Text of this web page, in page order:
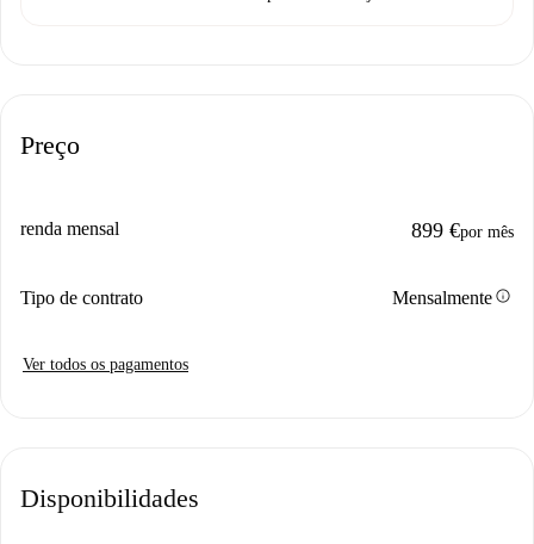
Preço
renda mensal 899 €por mês
Tipo de contrato Mensalmenteinfo
Ver todos os pagamentos
Disponibilidades